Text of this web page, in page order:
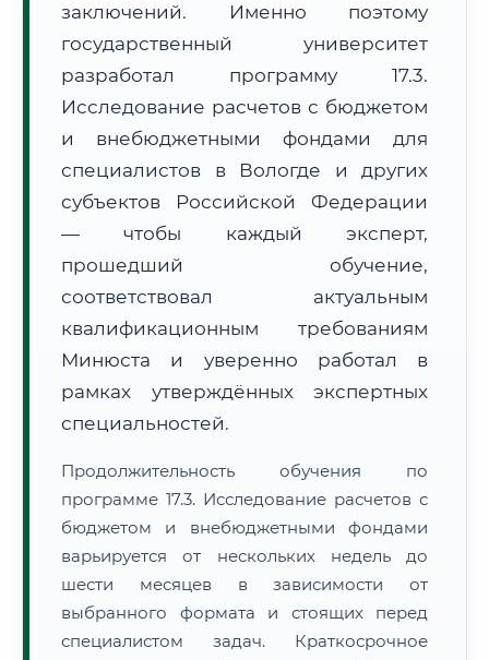
Расчет логистики оригиналов:
• Маршрут транзита:
• Экспресс-доставка СДЭК / Почтой: 4–6 рабочих дней
📜 Документы и аккредитация ФИС ФРДО
Нажмите на документ для увеличения и просмотра
заключений. Именно поэтому
государственный университет
разработал программу 17.3.
Исследование расчетов с бюджетом
и внебюджетными фондами для
специалистов в Вологде и других
субъектов Российской Федерации
— чтобы каждый эксперт,
прошедший обучение,
соответствовал актуальным
квалификационным требованиям
Минюста и уверенно работал в
рамках утверждённых экспертных
специальностей.
Продолжительность обучения по
программе 17.3. Исследование расчетов с
бюджетом и внебюджетными фондами
варьируется от нескольких недель до
шести месяцев в зависимости от
выбранного формата и стоящих перед
специалистом задач. Краткосрочное